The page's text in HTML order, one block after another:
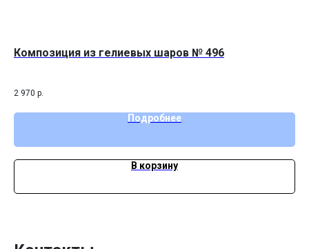
Композиция из гелиевых шаров № 496
2 970 р.
Подробнее
В корзину